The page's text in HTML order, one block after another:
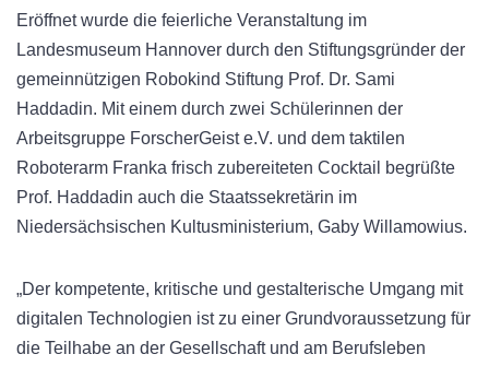
Eröffnet wurde die feierliche Veranstaltung im
Landesmuseum Hannover durch den Stiftungsgründer der
gemeinnützigen Robokind Stiftung Prof. Dr. Sami
Haddadin. Mit einem durch zwei Schülerinnen der
Arbeitsgruppe ForscherGeist e.V. und dem taktilen
Roboterarm Franka frisch zubereiteten Cocktail begrüßte
Prof. Haddadin auch die Staatssekretärin im
Niedersächsischen Kultusministerium, Gaby Willamowius.
„Der kompetente, kritische und gestalterische Umgang mit
digitalen Technologien ist zu einer Grundvoraussetzung für
die Teilhabe an der Gesellschaft und am Berufsleben